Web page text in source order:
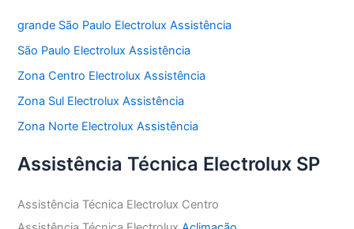
grande São Paulo Electrolux Assistência
São Paulo Electrolux Assistência
Zona Centro Electrolux Assistência
Zona Sul Electrolux Assistência
Zona Norte Electrolux Assistência
Assistência Técnica Electrolux SP
Assistência Técnica Electrolux Centro